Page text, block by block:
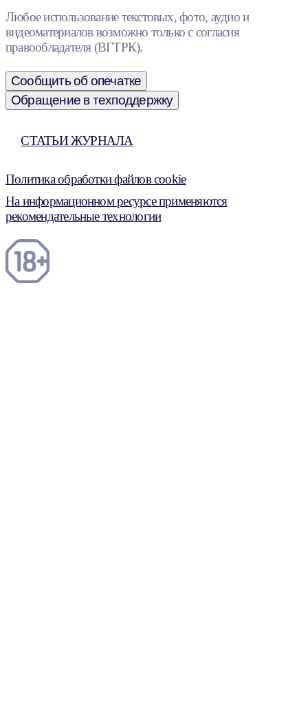
Любое использование текстовых, фото, аудио и
видеоматериалов возможно только с согласия
правообладателя (ВГТРК).
Сообщить об опечатке
Обращение в техподдержку
СТАТЬИ ЖУРНАЛА
Политика обработки файлов cookie
На информационном ресурсе применяются
рекомендательные технологии